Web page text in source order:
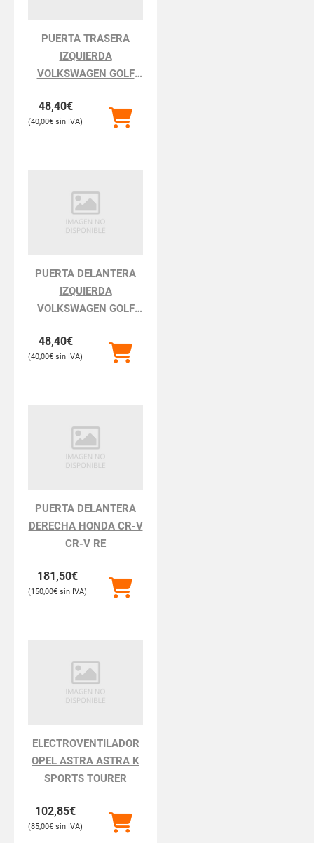
PUERTA TRASERA
IZQUIERDA
VOLKSWAGEN GOLF
48,40€
40,00€
PUERTA DELANTERA
IZQUIERDA
VOLKSWAGEN GOLF
48,40€
40,00€
PUERTA DELANTERA
DERECHA HONDA CR-V
CR-V RE
181,50€
150,00€
ELECTROVENTILADOR
OPEL ASTRA ASTRA K
SPORTS TOURER
102,85€
85,00€